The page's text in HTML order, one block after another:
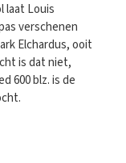
laat Louis
verschenen
Elchardus, ooit
is dat niet,
600 blz. is de